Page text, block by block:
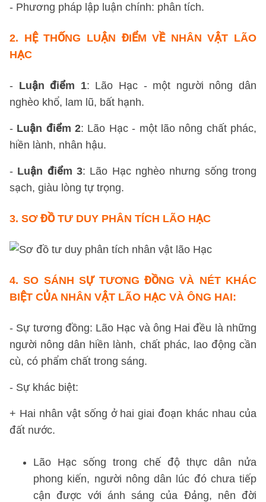
- Phương pháp lập luận chính: phân tích.
2. HỆ THỐNG LUẬN ĐIỂM VỀ NHÂN VẬT LÃO
HẠC
- Luận điểm 1: Lão Hạc - một người nông dân
nghèo khổ, lam lũ, bất hạnh.
- Luận điểm 2: Lão Hạc - một lão nông chất phác,
hiền lành, nhân hậu.
- Luận điểm 3: Lão Hạc nghèo nhưng sống trong
sạch, giàu lòng tự trọng.
3. SƠ ĐỒ TƯ DUY PHÂN TÍCH LÃO HẠC
4. SO SÁNH SỰ TƯƠNG ĐỒNG VÀ NÉT KHÁC
BIỆT CỦA NHÂN VẬT LÃO HẠC VÀ ÔNG HAI:
- Sự tương đồng: Lão Hạc và ông Hai đều là những
người nông dân hiền lành, chất phác, lao động cần
cù, có phẩm chất trong sáng.
- Sự khác biệt:
+ Hai nhân vật sống ở hai giai đoạn khác nhau của
đất nước.
Lão Hạc sống trong chế độ thực dân nửa
phong kiến, người nông dân lúc đó chưa tiếp
cận được với ánh sáng của Đảng, nên đời